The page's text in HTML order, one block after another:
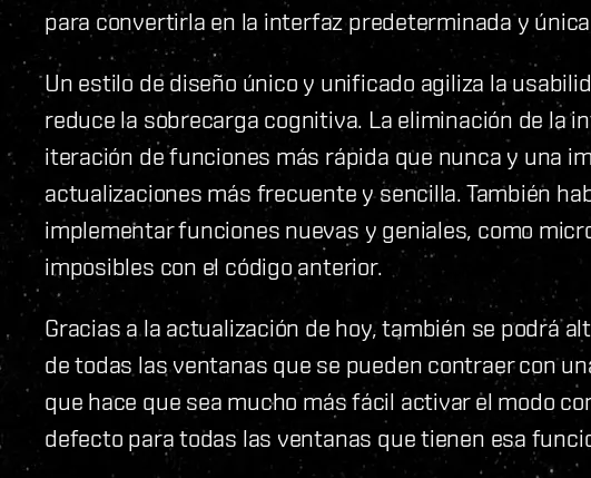
para convertirla en la interfaz predeterminada y
Un estilo de diseño único y unificado agiliza la
reduce la sobrecarga cognitiva. La eliminación de la
iteración de funciones más rápida que nunca y una
actualizaciones más frecuente y sencilla. También
implementar funciones nuevas y geniales, como
imposibles con el código anterior.
Gracias a la actualización de hoy, también se podrá
de todas las ventanas que se pueden contraer con
que hace que sea mucho más fácil activar el modo
defecto para todas las ventanas que tienen esa